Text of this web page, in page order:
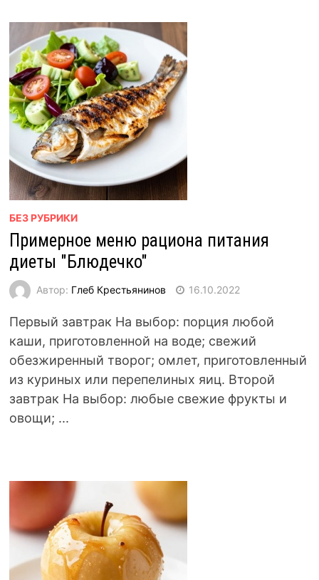
БЕЗ РУБРИКИ
Примерное меню рациона питания
диеты "Блюдечко"
Автор: Глеб Крестьянинов 16.10.2022
Первый завтрак На выбор: порция любой
каши, приготовленной на воде; свежий
обезжиренный творог; омлет, приготовленный
из куриных или перепелиных яиц. Второй
завтрак На выбор: любые свежие фрукты и
овощи; ...